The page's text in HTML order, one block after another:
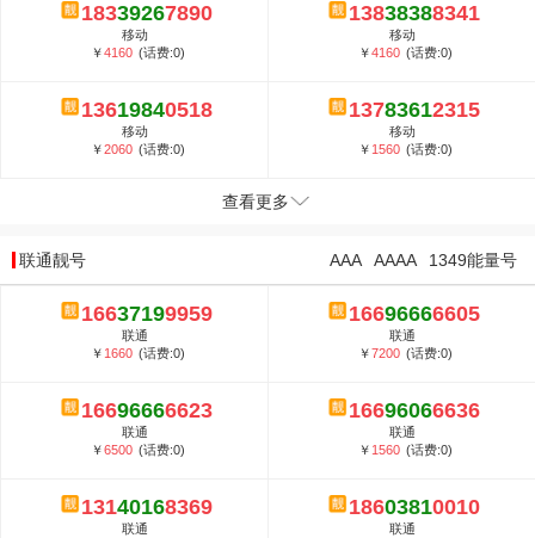
18339267890
移动
￥4160 (话费:0)
13838388341
移动
￥4160 (话费:0)
13619840518
移动
￥2060 (话费:0)
13783612315
移动
￥ 1560 (话费:0)
查看更多
联通靓号 1349能量号
AAAA
AAA
16637199959
联通
￥ 1660 (话费:0)
16696666605
联通
￥7200 (话费:0)
16696666623
联通
￥6500 (话费:0)
16696066636
联通
￥ 1560 (话费:0)
13140168369
联通
18603810010
联通